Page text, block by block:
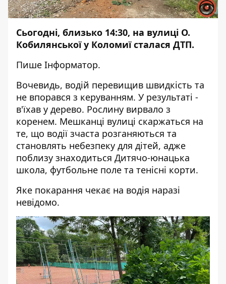
Сьогодні, близько 14:30, на вулиці О.
Кобилянської у Коломиї сталася ДТП.
Пише Інформатор.
Вочевидь, водій перевищив швидкість та
не впорався з керуванням. У результаті -
в'їхав у дерево. Рослину вирвало з
коренем. Мешканці вулиці скаржаться на
те, що водії зчаста розганяються та
становлять небезпеку для дітей, адже
поблизу знаходиться Дитячо-юнацька
школа, футбольне поле та тенісні корти.
Яке покарання чекає на водія наразі
невідомо.